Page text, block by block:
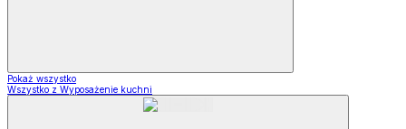
Pokaż wszystko
Wszystko z Wyposażenie kuchni